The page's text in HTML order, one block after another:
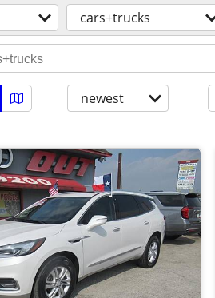
cars+trucks
newest